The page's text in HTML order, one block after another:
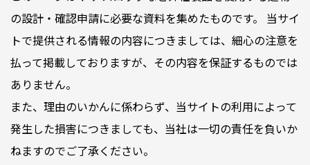
の設計・確認申請に必要な資料を集めたものです。 当サイ
トで提供される情報の内容につきましては、細心の注意を
払って掲載しておりますが、その内容を保証するものでは
ありません。
また、理由のいかんに係わらず、当サイトの利用によって
発生した損害につきましても、当社は一切の責任を負いか
ねますのでご了承ください。